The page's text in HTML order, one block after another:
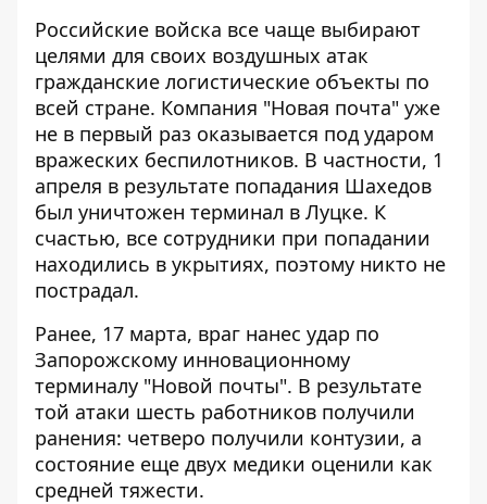
Российские войска все чаще выбирают
целями для своих воздушных атак
гражданские логистические объекты по
всей стране. Компания "Новая почта" уже
не в первый раз оказывается под ударом
вражеских беспилотников. В частности, 1
апреля в результате попадания Шахедов
был уничтожен терминал в Луцке. К
счастью, все сотрудники при попадании
находились в укрытиях, поэтому никто не
пострадал.
Ранее, 17 марта, враг нанес удар по
Запорожскому инновационному
терминалу "Новой почты". В результате
той атаки шесть работников получили
ранения: четверо получили контузии, а
состояние еще двух медики оценили как
средней тяжести.